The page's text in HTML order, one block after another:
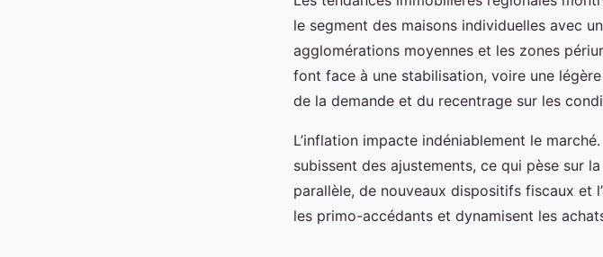
le segment des maisons individuelles avec
agglomérations moyennes et les zones
font face à une stabilisation, voire une
de la demande et du recentrage sur les
L’inflation impacte indéniablement le
subissent des ajustements, ce qui pèse sur
parallèle, de nouveaux dispositifs fiscaux et
les primo-accédants et dynamisent les